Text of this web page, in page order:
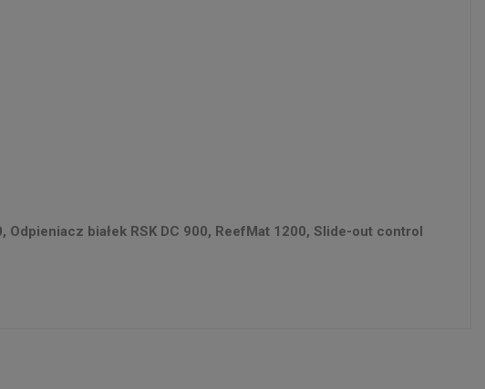
białek RSK DC 900, ReefMat 1200, Slide-out control